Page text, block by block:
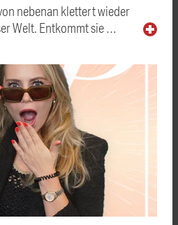
nebenan klettert wieder
Welt. Entkommt sie …